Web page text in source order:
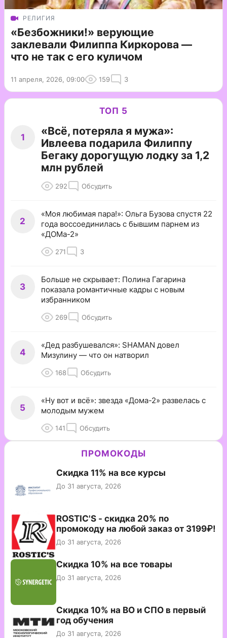
РЕЛИГИЯ
«Безбожники!» верующие
заклевали Филиппа Киркорова —
что не так с его куличом
11 апреля, 2026, 09:00 159 3
ТОП 5
1
«Всё, потеряла я мужа»:
Ивлеева подарила Филиппу
Бегаку дорогущую лодку за 1,2
млн рублей
292 Обсудить
2
«Моя любимая пара!»: Ольга Бузова спустя 22
года воссоединилась с бывшим парнем из
«ДОМа-2»
271 3
3
Больше не скрывает: Полина Гагарина
показала романтичные кадры с новым
избранником
269 Обсудить
4
«Дед разбушевался»: SHAMAN довел
Мизулину — что он натворил
168 Обсудить
5
«Ну вот и всё»: звезда «Дома-2» развелась с
молодым мужем
141 Обсудить
ПРОМОКОДЫ
Скидка 11% на все курсы
До 31 августа, 2026
ROSTIC'S - скидка 20% по
промокоду на любой заказ от 3199₽!
До 31 августа, 2026
Скидка 10% на все товары
До 31 августа, 2026
Скидка 10% на ВО и СПО в первый
год обучения
До 31 августа, 2026